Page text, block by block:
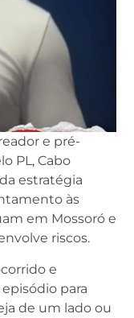
e pré-
PL, Cabo
estratégia
às
em Mossoró e
riscos.
e
para
de um lado ou